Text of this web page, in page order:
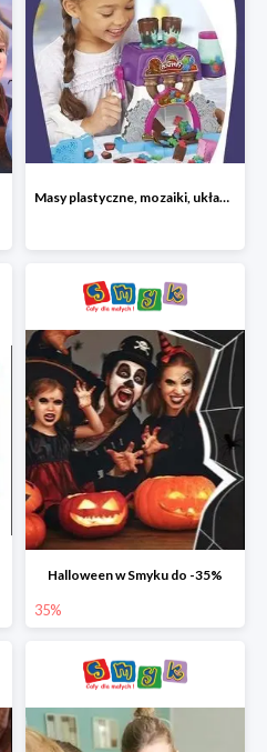
Masy plastyczne, mozaiki, układanki do -45%
Halloween w Smyku do -35%
35%